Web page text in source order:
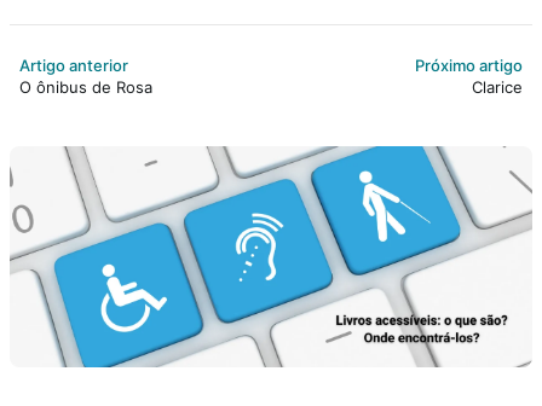
Artigo anterior
O ônibus de Rosa
Próximo artigo
Clarice